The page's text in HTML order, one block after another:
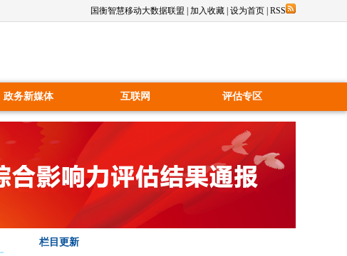
国衡智慧移动大数据联盟 加入收藏 设为首页 RSS
政务新媒体 互联网 评估专区
栏目更新